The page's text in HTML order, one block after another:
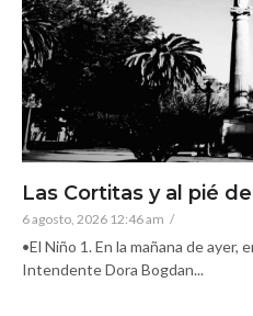
Las Cortitas y al pié
6 agosto, 2026 12:46 am /
•El Niño 1. En la mañana de ayer,
Intendente Dora Bogdan...